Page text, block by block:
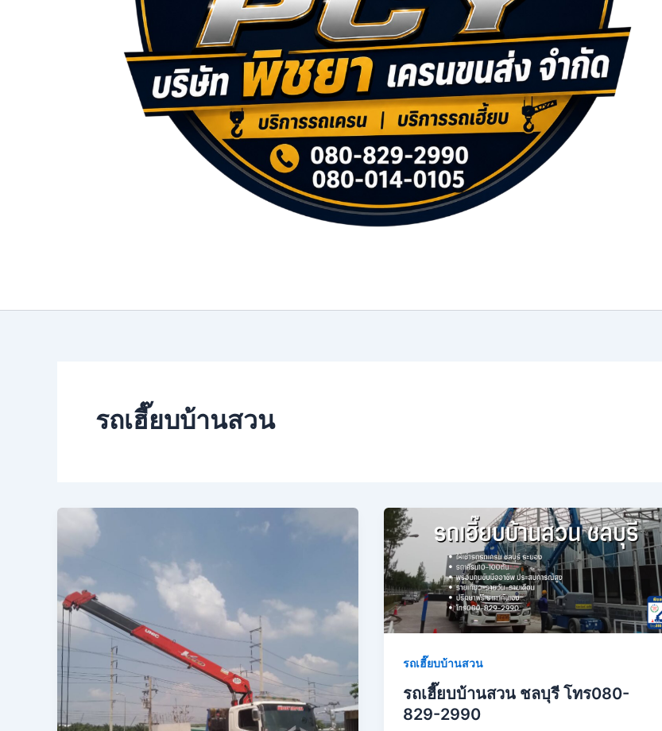
รถเฮี๊ยบบ้านสวน
รถเฮี๊ยบบ้านสวน
รถเฮี๊ยบบ้านสวน ชลบุรี โทร080-
829-2990